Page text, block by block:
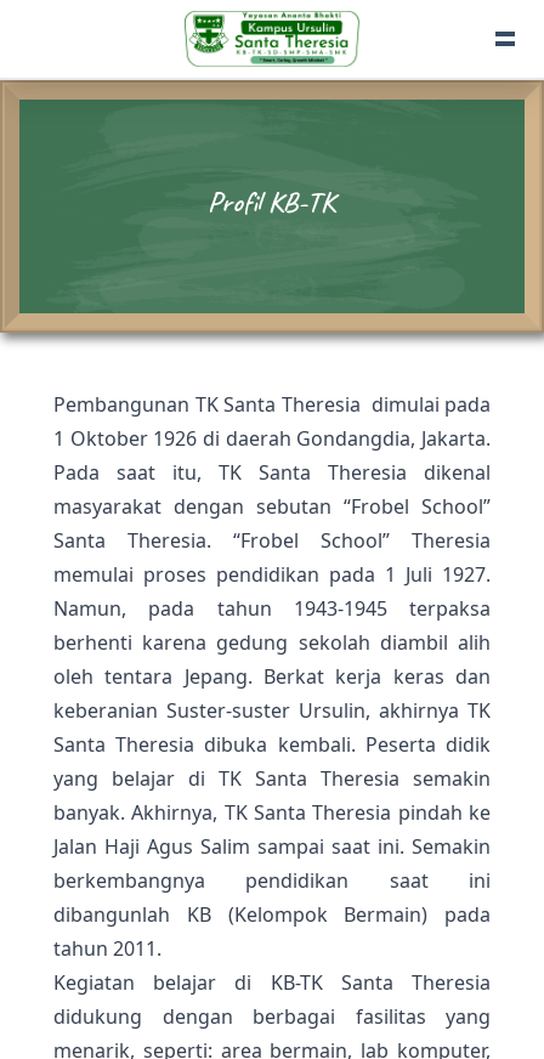
Profil KB-TK
Pembangunan TK Santa Theresia dimulai pada
1 Oktober 1926 di daerah Gondangdia, Jakarta.
Pada saat itu, TK Santa Theresia dikenal
masyarakat dengan sebutan “Frobel School”
Santa Theresia. “Frobel School” Theresia
memulai proses pendidikan pada 1 Juli 1927.
Namun, pada tahun 1943-1945 terpaksa
berhenti karena gedung sekolah diambil alih
oleh tentara Jepang. Berkat kerja keras dan
keberanian Suster-suster Ursulin, akhirnya TK
Santa Theresia dibuka kembali. Peserta didik
yang belajar di TK Santa Theresia semakin
banyak. Akhirnya, TK Santa Theresia pindah ke
Jalan Haji Agus Salim sampai saat ini. Semakin
berkembangnya pendidikan saat ini
dibangunlah KB (Kelompok Bermain) pada
tahun 2011.
Kegiatan belajar di KB-TK Santa Theresia
didukung dengan berbagai fasilitas yang
menarik, seperti: area bermain, lab komputer,